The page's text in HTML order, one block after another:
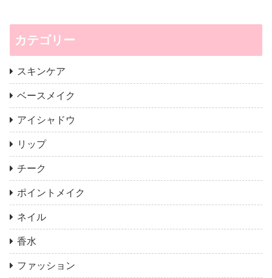
カテゴリー
スキンケア
ベースメイク
アイシャドウ
リップ
チーク
ポイントメイク
ネイル
香水
ファッション